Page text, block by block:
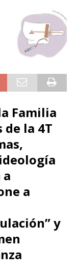
Familia
la 4T
a
y